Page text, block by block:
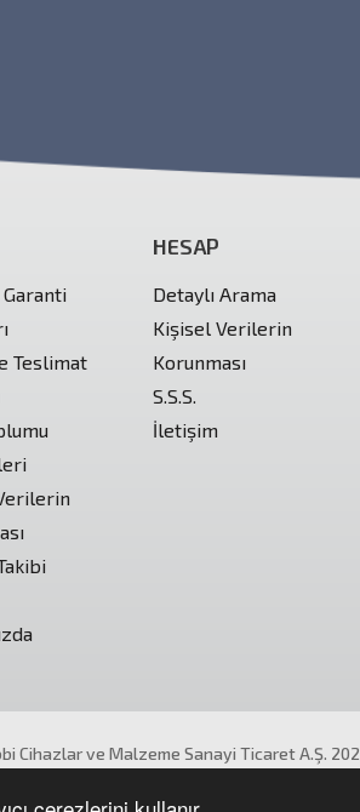
Garanti
Teslimat
HESAP
Detaylı Arama
Kişisel Verilerin
Korunması
S.S.S.
İletişim
Cihazlar ve Malzeme Sanayi Ticaret A.Ş.
saklıdır.